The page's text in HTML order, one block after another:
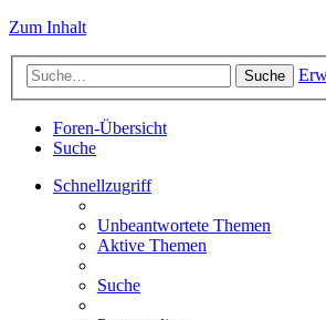
Zum Inhalt
Suche
Foren-Übersicht
Suche
Schnellzugriff
Unbeantwortete Themen
Aktive Themen
Suche